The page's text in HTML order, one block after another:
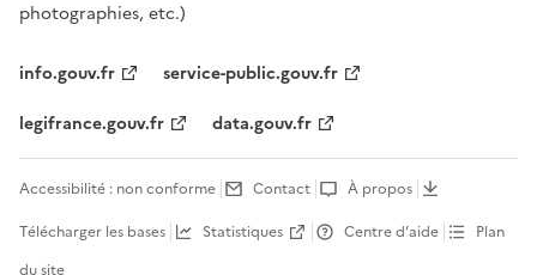
photographies, etc.)
info.gouv.fr
service-public.gouv.fr
legifrance.gouv.fr
data.gouv.fr
Accessibilité : non conforme Contact
À propos
Télécharger les bases
Statistiques Centre d’aide
Plan
du site